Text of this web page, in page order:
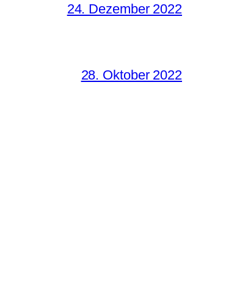
24. Dezember 2022
28. Oktober 2022